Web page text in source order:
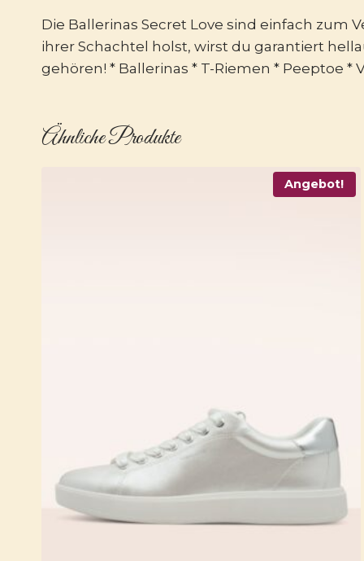
Die Ballerinas Secret Love sind einfach zum
ihrer Schachtel holst, wirst du garantiert
gehören! * Ballerinas * T-Riemen * Peeptoe
Ähnliche Produkte
Angebot!